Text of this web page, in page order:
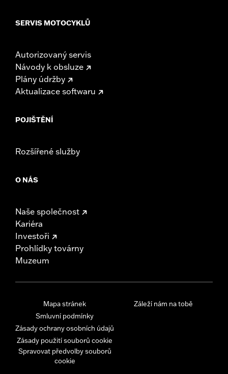
SERVIS MOTOCYKLŮ
Autorizovaný servis
Návody k obsluze
Plány údržby
Aktualizace softwaru
POJIŠTĚNÍ
Rozšířené služby
O NÁS
Naše společnost
Kariéra
Investoři
Prohlídky továrny
Muzeum
Mapa stránek
Smluvní podmínky
Zásady ochrany osobních údajů
Zásady použití souborů cookie
Spravovat předvolby souborů
cookie
Záleží nám na tobě